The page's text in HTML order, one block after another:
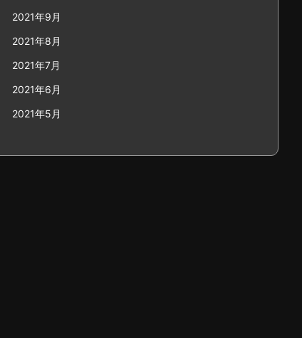
2021年9月
2021年8月
2021年7月
2021年6月
2021年5月